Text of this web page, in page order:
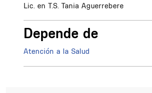
Lic. en T.S. Tania Aguerrebere
Depende de
Atención a la Salud